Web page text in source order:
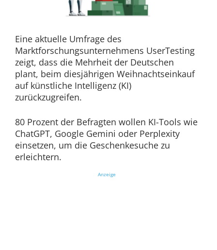
Eine aktuelle Umfrage des
Marktforschungsunternehmens UserTesting
zeigt, dass die Mehrheit der Deutschen
plant, beim diesjährigen Weihnachtseinkauf
auf künstliche Intelligenz (KI)
zurückzugreifen.
80 Prozent der Befragten wollen KI-Tools wie
ChatGPT, Google Gemini oder Perplexity
einsetzen, um die Geschenkesuche zu
erleichtern.
Anzeige